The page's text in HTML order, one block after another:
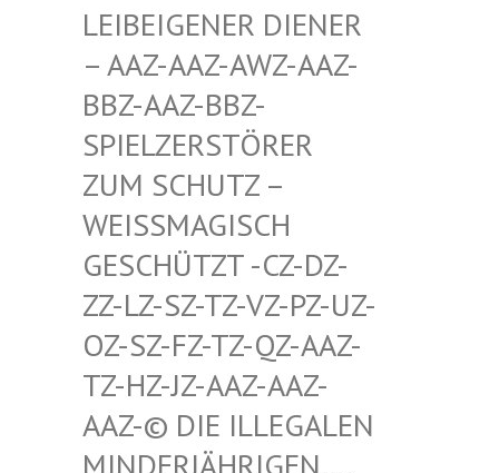
IBEIGENER DIENER –
AAZ-AAZ-AWZ-AAZ-BB
Z-AAZ-BBZ-SP
IELZERSTÖRER ZU
M SCHUTZ – WE
ISSMAGISCH GES
CHÜTZT -CZ-DZ-ZZ-
LZ-SZ-TZ-VZ-PZ-UZ-OZ-
SZ-FZ-TZ-QZ-AAZ-TZ-
HZ-JZ-AAZ-AAZ-AAZ
-© DIE ILLEGALEN MIN
DERJÄHRIGEN…, WER